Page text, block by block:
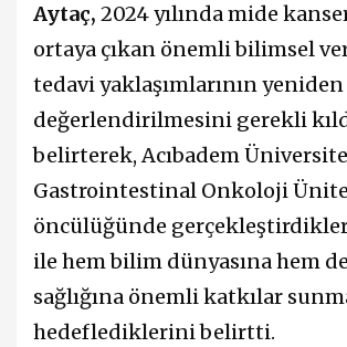
Aytaç, 2024 yılında mide
ortaya çıkan önemli bilimsel
tedavi yaklaşımlarının yeniden
değerlendirilmesini gerekli
belirterek, Acıbadem
Gastrointestinal Onkoloji
öncülüğünde
ile hem bilim dünyasına hem
sağlığına önemli katkılar
hedeflediklerini belirtti.